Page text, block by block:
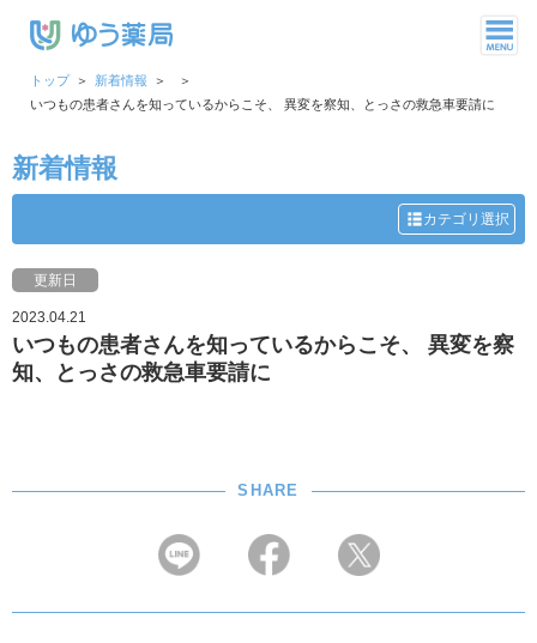
トップ
新着情報
いつもの患者さんを知っているからこそ、 異変を察知、とっさの救急車要請に
新着情報
カテゴリ選択
更新日
2023.04.21
いつもの患者さんを知っているからこそ、 異変を察
知、とっさの救急車要請に
SHARE